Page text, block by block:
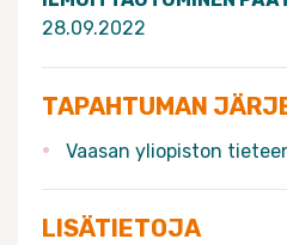
28.09.2022
TAPAHTUMAN
Vaasan yliopiston
LISÄTIETOJA